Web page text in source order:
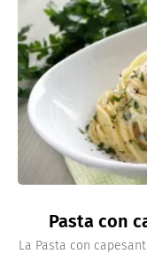
Pasta con
La Pasta con